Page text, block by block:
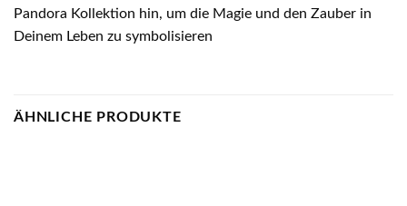
Pandora Kollektion hin, um die Magie und den Zauber in
Deinem Leben zu symbolisieren
ÄHNLICHE PRODUKTE